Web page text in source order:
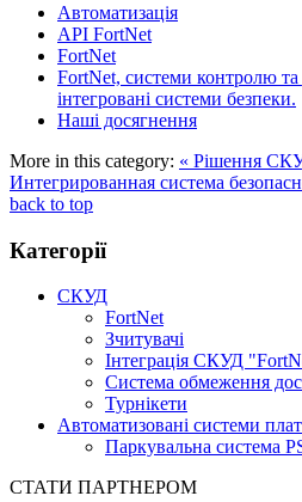
Автоматизація
API FortNet
FortNet
FortNet, системи контролю
інтегровані системи безпеки.
Наші досягнення
More in this category: « Рішення
Интегрированная система
back to top
Категорії
СКУД
FortNet
Зчитувачі
Інтеграція СКУД
Система обмеження
Турнікети
Автоматизовані системи
Паркувальна система
СТАТИ ПАРТНЕРОМ